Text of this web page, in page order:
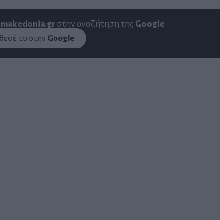
στην αναζήτηση της Google
το στην Google